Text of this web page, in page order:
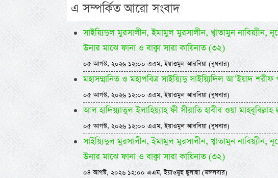
এ সম্পর্কিত আরো সংবাদ
সাইয়্যিদুল মুরসালীন, ইমামুল মুরসালীন, খ্বাতামুন নাবিয়্যীন,
উনার মাঝে ফানা ও বাক্বা সারা কায়িনাত (৩২)
০৫ আগস্ট, ২০২৬ ১২:০০ এএম, ইয়াওমুল আরবিয়া (বুধবার)
মহাসম্মানিত ও মহাপবিত্র সাইয়্যিদু সাইয়্যিদিল আ’ইয়াদ
০৫ আগস্ট, ২০২৬ ১২:০০ এএম, ইয়াওমুল আরবিয়া (বুধবার)
আল হাদিয়্যাতুল ইলাহিয়্যাহ ফী সীরাতি হাবীব ওয়া মাহবূবিল্লাহ
০৫ আগস্ট, ২০২৬ ১২:০০ এএম, ইয়াওমুল আরবিয়া (বুধবার)
সাইয়্যিদুল মুরসালীন, ইমামুল মুরসালীন, খ্বাতামুন নাবিয়্যীন,
উনার মাঝে ফানা ও বাক্বা সারা কায়িনাত (৩২)
০৪ আগস্ট, ২০২৬ ১২:০০ এএম, ইয়াওমুছ ছুলাছা (মঙ্গলবার)